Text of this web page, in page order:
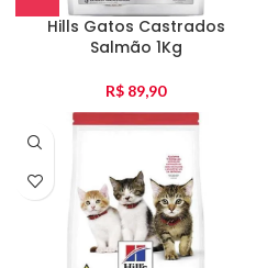
Hills Gatos Castrados
Salmão 1Kg
R$ 89,90